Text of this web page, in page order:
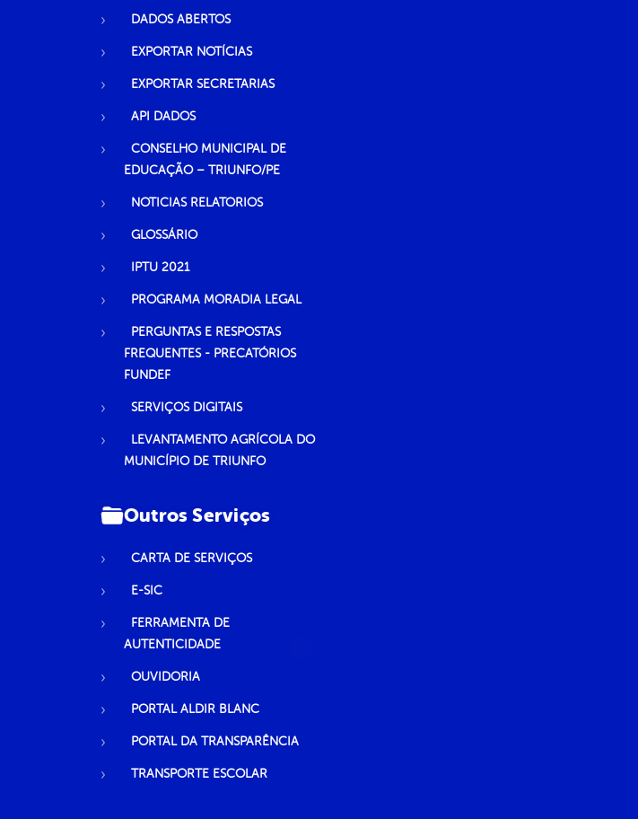
DADOS ABERTOS
EXPORTAR NOTÍCIAS
EXPORTAR SECRETARIAS
API DADOS
CONSELHO MUNICIPAL DE
EDUCAÇÃO – TRIUNFO/PE
NOTICIAS RELATORIOS
GLOSSÁRIO
IPTU 2021
PROGRAMA MORADIA LEGAL
PERGUNTAS E RESPOSTAS
FREQUENTES - PRECATÓRIOS
FUNDEF
SERVIÇOS DIGITAIS
LEVANTAMENTO AGRÍCOLA DO
MUNICÍPIO DE TRIUNFO
Outros Serviços
CARTA DE SERVIÇOS
E-SIC
FERRAMENTA DE
AUTENTICIDADE
OUVIDORIA
PORTAL ALDIR BLANC
PORTAL DA TRANSPARÊNCIA
TRANSPORTE ESCOLAR